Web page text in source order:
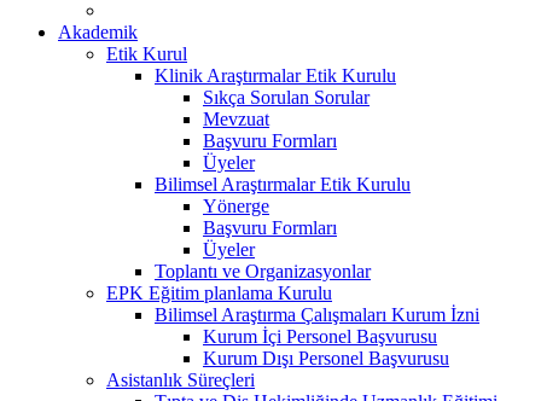
Akademik
Etik Kurul
Klinik Araştırmalar Etik Kurulu
Sıkça Sorulan Sorular
Mevzuat
Başvuru Formları
Üyeler
Bilimsel Araştırmalar Etik Kurulu
Yönerge
Başvuru Formları
Üyeler
Toplantı ve Organizasyonlar
EPK Eğitim planlama Kurulu
Bilimsel Araştırma Çalışmaları Kurum İzni
Kurum İçi Personel Başvurusu
Kurum Dışı Personel Başvurusu
Asistanlık Süreçleri